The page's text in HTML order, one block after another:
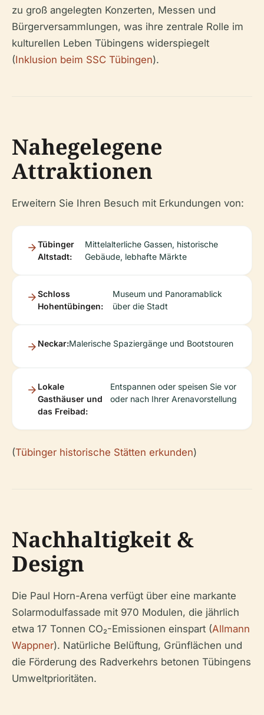
zu groß angelegten Konzerten, Messen und
Bürgerversammlungen, was ihre zentrale Rolle im
kulturellen Leben Tübingens widerspiegelt
(Inklusion beim SSC Tübingen).
Nahegelegene
Attraktionen
Erweitern Sie Ihren Besuch mit Erkundungen von:
Tübinger
Altstadt:
Mittelalterliche Gassen, historische
Gebäude, lebhafte Märkte
Schloss
Hohentübingen:
Museum und Panoramablick
über die Stadt
Neckar:Malerische Spaziergänge und Bootstouren
Lokale
Gasthäuser und
das Freibad:
Entspannen oder speisen Sie vor
oder nach Ihrer Arenavorstellung
(Tübinger historische Stätten erkunden)
Nachhaltigkeit &
Design
Die Paul Horn-Arena verfügt über eine markante
Solarmodulfassade mit 970 Modulen, die jährlich
etwa 17 Tonnen CO₂-Emissionen einspart (Allmann
Wappner). Natürliche Belüftung, Grünflächen und
die Förderung des Radverkehrs betonen Tübingens
Umweltprioritäten.